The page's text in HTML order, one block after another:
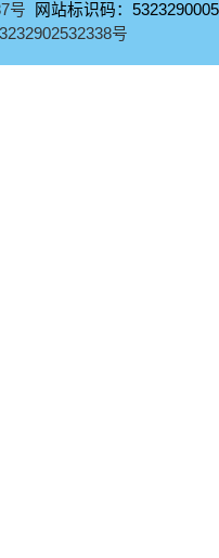
号 网站标识码：5323290005
号